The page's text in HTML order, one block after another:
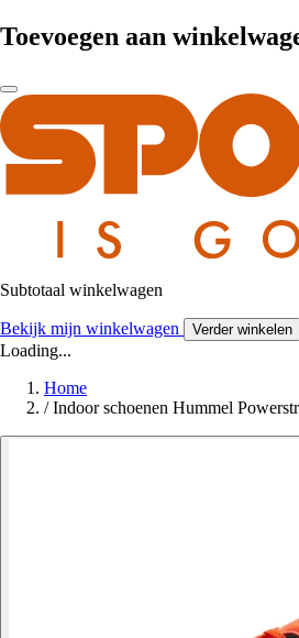
Toevoegen aan
Subtotaal winkelwagen
Bekijk mijn winkelwagen Verder winkelen
Loading...
Home
/ Indoor schoenen Hummel